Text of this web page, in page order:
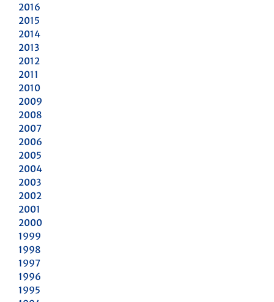
2016
2015
2014
2013
2012
2011
2010
2009
2008
2007
2006
2005
2004
2003
2002
2001
2000
1999
1998
1997
1996
1995